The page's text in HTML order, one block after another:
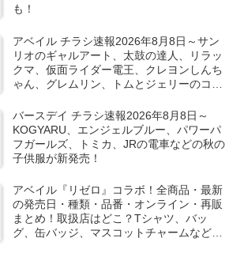
も！
アベイル チラシ速報2026年8月8日～サン
リオのギャルアート、太鼓の達人、リラッ
クマ、仮面ライダー電王、クレヨンしんち
ゃん、グレムリン、トムとジェリーのコラ
バースデイ チラシ速報2026年8月8日～
KOGYARU、エンジェルブルー、パワーパ
フガールズ、トミカ、JRの電車などの秋の
子供服が新発売！
アベイル『リゼロ』コラボ！全商品・最新
の発売日・種類・品番・オンライン・再販
まとめ！取扱店はどこ？Tシャツ、バッ
グ、缶バッジ、マスコットチャームなどが